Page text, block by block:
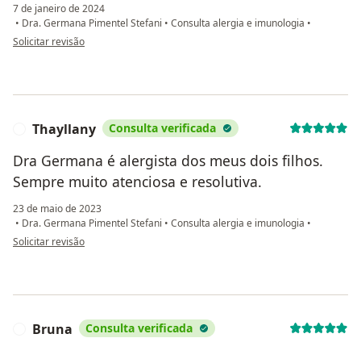
7 de janeiro de 2024
• Dra. Germana Pimentel Stefani • Consulta alergia e imunologia •
na opinião do utilizador Verônica Campos
Solicitar revisão
Thayllany Consulta verificada
Dra Germana é alergista dos meus dois filhos.
Sempre muito atenciosa e resolutiva.
23 de maio de 2023
• Dra. Germana Pimentel Stefani • Consulta alergia e imunologia •
na opinião do utilizador Thayllany
Solicitar revisão
Bruna Consulta verificada